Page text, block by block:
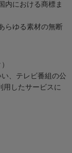
内における商標ま
らゆる素材の無断
い、テレビ番組の公
用したサービスに